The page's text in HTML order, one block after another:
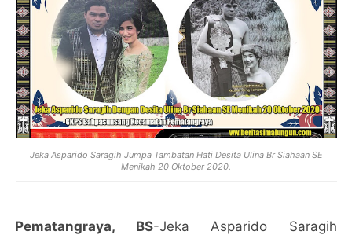
Jeka Asparido Saragih Jumpa Tambatan Hati Desita Ulina Br Siahaan SE
Menikah 20 Oktober 2020.
Pematangraya, BS-Jeka Asparido Saragih